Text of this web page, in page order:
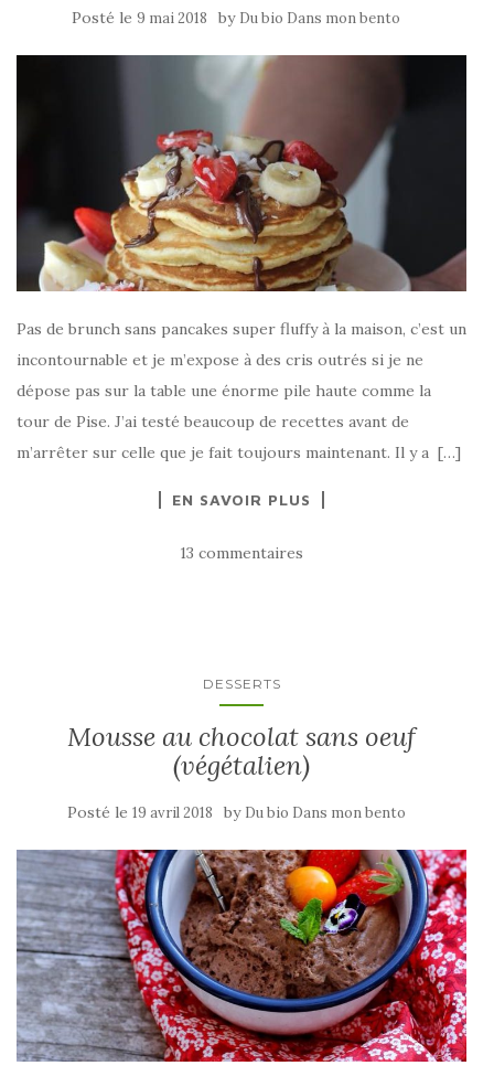
Posté le 9 mai 2018 by Du bio Dans mon bento
Pas de brunch sans pancakes super fluffy à la maison, c’est un
incontournable et je m’expose à des cris outrés si je ne
dépose pas sur la table une énorme pile haute comme la
tour de Pise. J’ai testé beaucoup de recettes avant de
m’arrêter sur celle que je fait toujours maintenant. Il y a […]
EN SAVOIR PLUS
13 commentaires
DESSERTS
Mousse au chocolat sans oeuf
(végétalien)
Posté le 19 avril 2018 by Du bio Dans mon bento